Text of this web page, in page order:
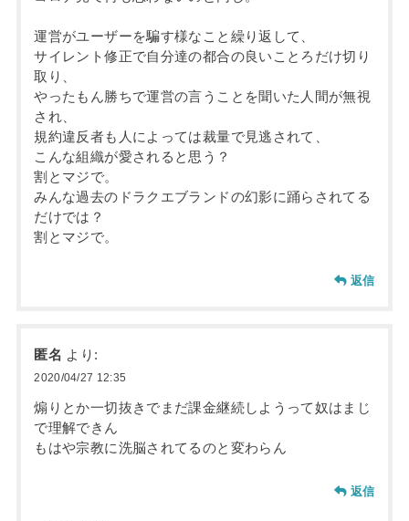
運営がユーザーを騙す様なこと繰り返して、
サイレント修正で自分達の都合の良いことろだけ切り
取り、
やったもん勝ちで運営の言うことを聞いた人間が無視
され、
規約違反者も人によっては裁量で見逃されて、
こんな組織が愛されると思う？
割とマジで。
みんな過去のドラクエブランドの幻影に踊らされてる
だけでは？
割とマジで。
返信
匿名 より:
2020/04/27 12:35
煽りとか一切抜きでまだ課金継続しようって奴はまじ
で理解できん
もはや宗教に洗脳されてるのと変わらん
返信